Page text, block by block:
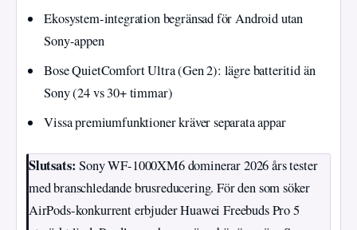
Ekosystem-integration begränsad för Android utan
Sony-appen
Bose QuietComfort Ultra (Gen 2): lägre batteritid än
Sony (24 vs 30+ timmar)
Vissa premiumfunktioner kräver separata appar
Slutsats: Sony WF-1000XM6 dominerar 2026 års tester
med branschledande brusreducering. För den som söker
AirPods-konkurrent erbjuder Huawei Freebuds Pro 5